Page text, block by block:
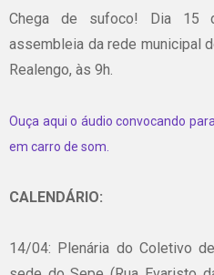
Chega de sufoco! Dia 15
assembleia da rede municipal
Realengo, às 9h.
Ouça aqui o áudio convocando
em carro de som.
CALENDÁRIO:
14/04: Plenária do Coletivo